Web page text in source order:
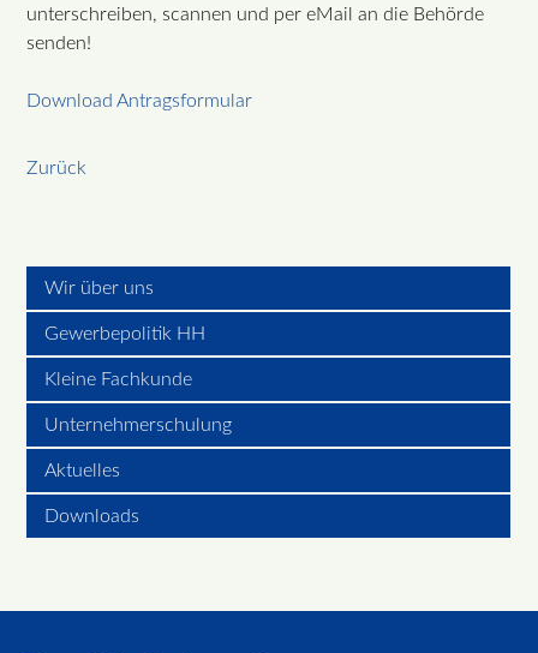
unterschreiben, scannen und per eMail an die Behörde
senden!
Download Antragsformular
Zurück
Wir über uns
Gewerbepolitik HH
Kleine Fachkunde
Unternehmerschulung
Aktuelles
Downloads